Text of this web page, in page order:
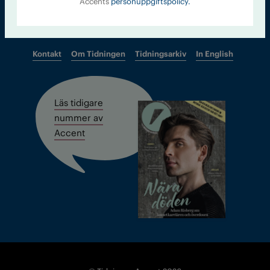
Kontakt Om Tidningen Tidningsarkiv In English
Läs tidigare
nummer av
Accent